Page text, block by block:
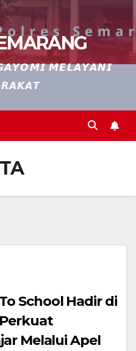
𝙈𝙀𝙇𝘼𝙔𝘼𝙉𝙄
School Hadir di
Melalui Apel